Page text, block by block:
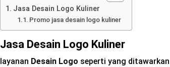
Jasa Desain Logo Kuliner
Promo jasa desain logo kuliner
Jasa Desain Logo Kuliner
layanan Desain Logo seperti yang